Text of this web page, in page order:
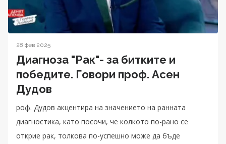
28 фев 2025
Диагноза "Рак"- за битките и
победите. Говори проф. Асен
Дудов
роф. Дудов акцентира на значението на ранната
диагностика, като посочи, че колкото по-рано се
открие рак, толкова по-успешно може да бъде